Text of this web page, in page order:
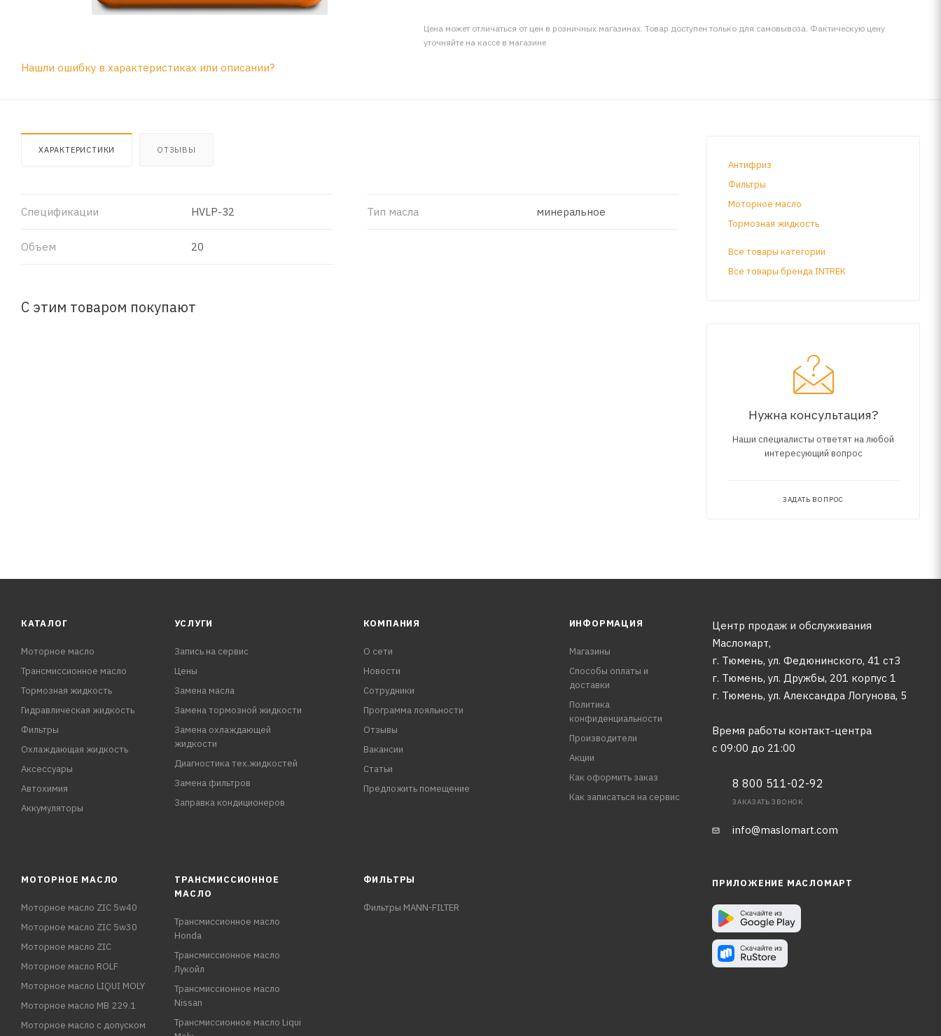
Цена может отличаться от цен в розничных магазинах. Товар доступен только для самовывоза. Фактическую цену
уточняйте на кассе в магазине
Нашли ошибку в характеристиках или описании?
ХАРАКТЕРИСТИКИ ОТЗЫВЫ
Спецификации HVLP-32 Тип масла минеральное
Объем 20
С этим товаром покупают
Антифриз
Фильтры
Моторное масло
Тормозная жидкость
Все товары категории
Все товары бренда INTREK
Нужна консультация?
Наши специалисты ответят на любой
интересующий вопрос
ЗАДАТЬ ВОПРОС
КАТАЛОГ
Моторное масло
Трансмиссионное масло
Тормозная жидкость
Гидравлическая жидкость
Фильтры
Охлаждающая жидкость
Аксессуары
Автохимия
Аккумуляторы
УСЛУГИ
Запись на сервис
Цены
Замена масла
Замена тормозной жидкости
Замена охлаждающей
жидкости
Диагностика тех.жидкостей
Замена фильтров
Заправка кондиционеров
КОМПАНИЯ
О сети
Новости
Сотрудники
Программа лояльности
Отзывы
Вакансии
Статьи
Предложить помещение
ИНФОРМАЦИЯ
Магазины
Способы оплаты и
доставки
Политика
конфиденциальности
Производители
Акции
Как оформить заказ
Как записаться на сервис
Центр продаж и обслуживания
Масломарт,
г. Тюмень, ул. Федюнинского, 41 ст3
г. Тюмень, ул. Дружбы, 201 корпус 1
г. Тюмень, ул. Александра Логунова, 5
Время работы контакт-центра
с 09:00 до 21:00
8 800 511-02-92
ЗАКАЗАТЬ ЗВОНОК
info@maslomart.com
МОТОРНОЕ МАСЛО
Моторное масло ZIC 5w40
Моторное масло ZIC 5w30
Моторное масло ZIC
Моторное масло ROLF
Моторное масло LIQUI MOLY
Моторное масло MB 229.1
Моторное масло с допуском
ТРАНСМИССИОННОЕ
МАСЛО
Трансмиссионное масло
Honda
Трансмиссионное масло
Лукойл
Трансмиссионное масло
Nissan
Трансмиссионное масло Liqui
ФИЛЬТРЫ
Фильтры MANN-FILTER
ПРИЛОЖЕНИЕ МАСЛОМАРТ